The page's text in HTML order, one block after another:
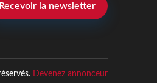
Recevoir la newsletter
Devenez annonceur